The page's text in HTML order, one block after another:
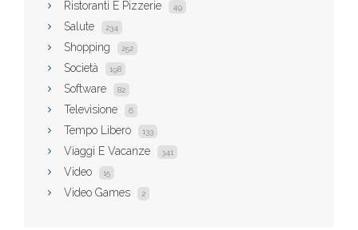
Ristoranti E Pizzerie 49
Salute 234
Shopping 252
Società 198
Software 82
Televisione 6
Tempo Libero 133
Viaggi E Vacanze 341
Video 15
Video Games 2